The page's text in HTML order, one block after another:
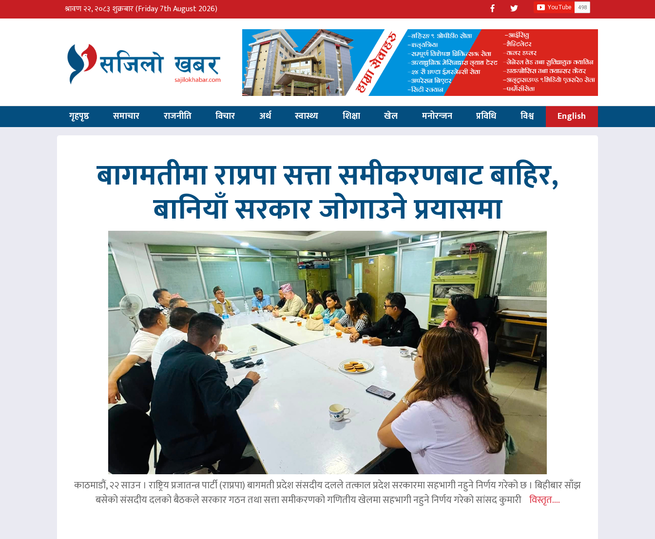
श्रावण २२, २०८३ शुक्रबार(Friday 7th August 2026)
गृहपृष्ठ समाचार राजनीति विचार अर्थ स्वास्थ्य शिक्षा खेल मनोरन्जन प्रविधि विश्व English
बागमतीमा राप्रपा सत्ता समीकरणबाट बाहिर,
बानियाँ सरकार जोगाउने प्रयासमा
काठमाडौं, २२ साउन । राष्ट्रिय प्रजातन्त्र पार्टी (राप्रपा) बागमती प्रदेश संसदीय दलले तत्काल प्रदेश सरकारमा सहभागी नहुने निर्णय गरेको छ । बिहीबार साँझ
बसेको संसदीय दलको बैठकले सरकार गठन तथा सत्ता समीकरणको गणितीय खेलमा सहभागी नहुने निर्णय गरेको सांसद कुमारी विस्तृत....